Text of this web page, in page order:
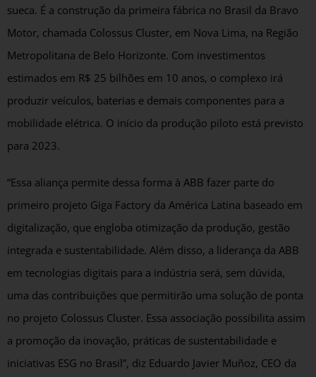
sueca. É a construção da primeira fábrica no Brasil da Bravo
Motor, chamada Colossus Cluster, em Nova Lima, na Região
Metropolitana de Belo Horizonte. Com investimentos
estimados em R$ 25 bilhões em 10 anos, o complexo irá
produzir veículos, baterias e demais componentes para a
mobilidade elétrica. O início da produção piloto está previsto
para 2023.
“Essa aliança permite dessa forma à ABB fazer parte do
primeiro projeto Giga Factory da América Latina baseado em
digitalização, que engloba otimização da produção, gestão
integrada e sustentabilidade. Além disso, a liderança da ABB
em tecnologias digitais para a indústria será, sem dúvida,
uma das contribuições que permitirão uma solução de ponta
no projeto Colossus Cluster. Essa associação possibilita assim
a promoção da inovação, práticas de sustentabilidade e
iniciativas ESG no Brasil”, diz Eduardo Javier Muñoz, CEO da